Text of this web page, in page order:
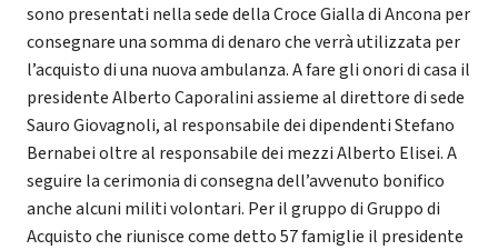
sono presentati nella sede della Croce Gialla di Ancona per
consegnare una somma di denaro che verrà utilizzata per
l’acquisto di una nuova ambulanza. A fare gli onori di casa il
presidente Alberto Caporalini assieme al direttore di sede
Sauro Giovagnoli, al responsabile dei dipendenti Stefano
Bernabei oltre al responsabile dei mezzi Alberto Elisei. A
seguire la cerimonia di consegna dell’avvenuto bonifico
anche alcuni militi volontari. Per il gruppo di Gruppo di
Acquisto che riunisce come detto 57 famiglie il presidente